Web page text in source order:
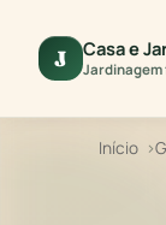
J Casa e
Jardinagem
Início